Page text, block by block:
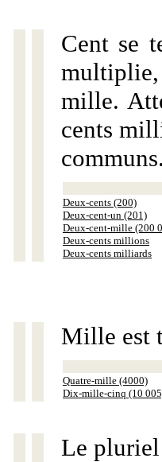
Cent se
multiplie,
mille.
cents
communs.
Deux-cents (200)
Deux-cent-un (201)
Deux-cent-mille (200
Deux-cents millions
Deux-cents milliards
Mille est
Quatre-mille (4000)
Dix-mille-cinq (10
Le pluriel